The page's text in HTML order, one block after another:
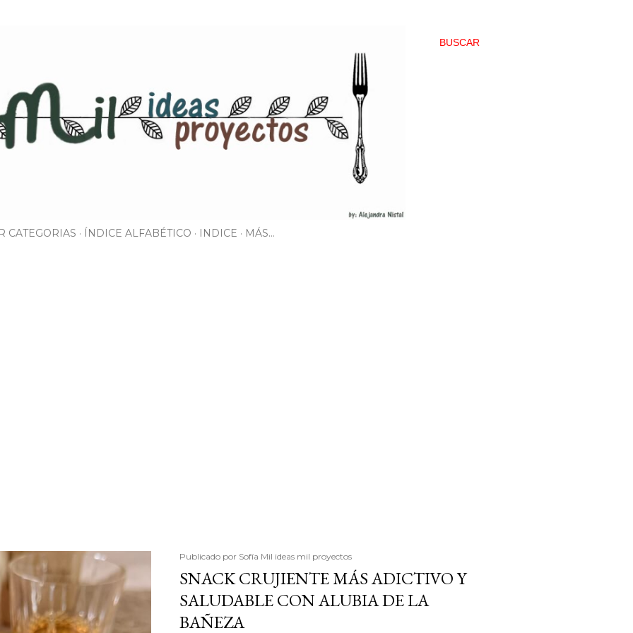
BUSCAR
CATEGORIAS ÍNDICE ALFABÉTICO INDICE MÁS…
Publicado por Sofía Mil ideas mil proyectos
SNACK CRUJIENTE MÁS ADICTIVO Y
SALUDABLE CON ALUBIA DE LA
BAÑEZA